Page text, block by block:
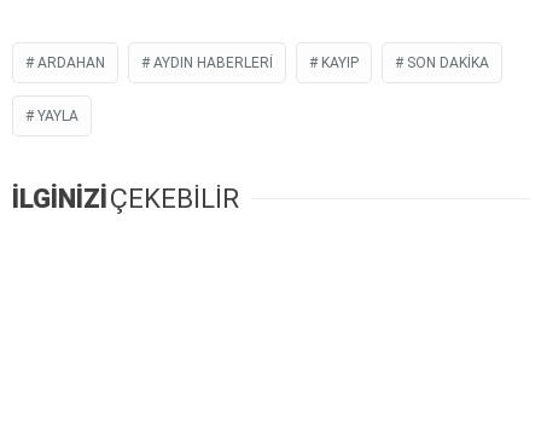
ARDAHAN AYDIN HABERLERI KAYIP SON DAKIKA
YAYLA
İLGİNİZİÇEKEBİLİR